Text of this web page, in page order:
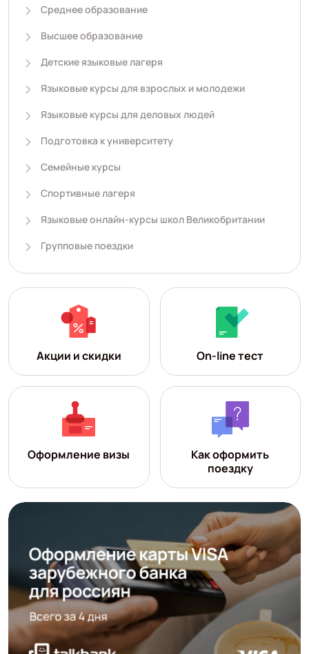
Среднее образование
Высшее образование
Детские языковые лагеря
Языковые курсы для взрослых и молодежи
Языковые курсы для деловых людей
Подготовка к университету
Семейные курсы
Спортивные лагеря
Языковые онлайн-курсы школ Великобритании
Групповые поездки
Акции и скидки On-line тест
Оформление визы
Как оформить
поездку